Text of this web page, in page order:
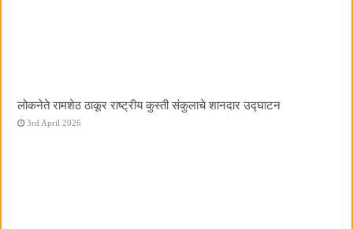
लोकनेते रामशेठ ठाकूर राष्ट्रीय कुस्ती संकुलाचे शानदार उद्घाटन
3rd April 2026